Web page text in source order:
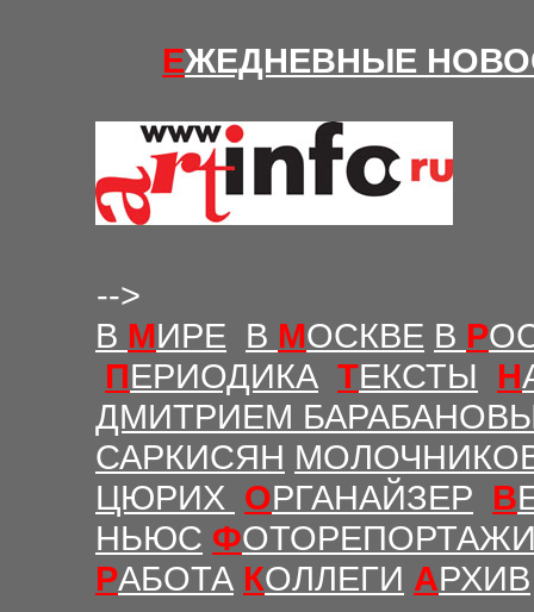
ЕЖЕДНЕВНЫЕ Н
-->
В МИРЕ В МОСКВЕ В Р
ПЕРИОДИКА ТЕКСТЫ Н
ДМИТРИЕМ
САРКИСЯН
ЦЮРИХ ОРГАНАЙЗЕР В
НЬЮС Ф
РАБОТА КОЛЛЕГИ АРХИВ